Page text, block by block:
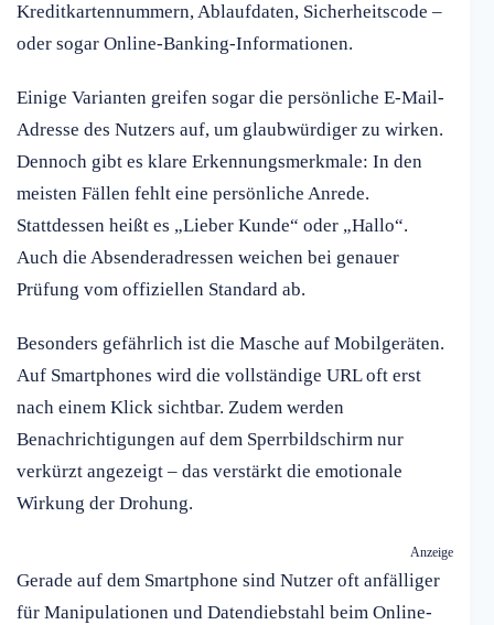
Kreditkartennummern, Ablaufdaten, Sicherheitscode –
oder sogar Online-Banking-Informationen.
Einige Varianten greifen sogar die persönliche E-Mail-
Adresse des Nutzers auf, um glaubwürdiger zu wirken.
Dennoch gibt es klare Erkennungsmerkmale: In den
meisten Fällen fehlt eine persönliche Anrede.
Stattdessen heißt es „Lieber Kunde“ oder „Hallo“.
Auch die Absenderadressen weichen bei genauer
Prüfung vom offiziellen Standard ab.
Besonders gefährlich ist die Masche auf Mobilgeräten.
Auf Smartphones wird die vollständige URL oft erst
nach einem Klick sichtbar. Zudem werden
Benachrichtigungen auf dem Sperrbildschirm nur
verkürzt angezeigt – das verstärkt die emotionale
Wirkung der Drohung.
Anzeige
Gerade auf dem Smartphone sind Nutzer oft anfälliger
für Manipulationen und Datendiebstahl beim Online-